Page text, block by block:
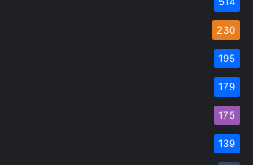
230
195
179
175
139